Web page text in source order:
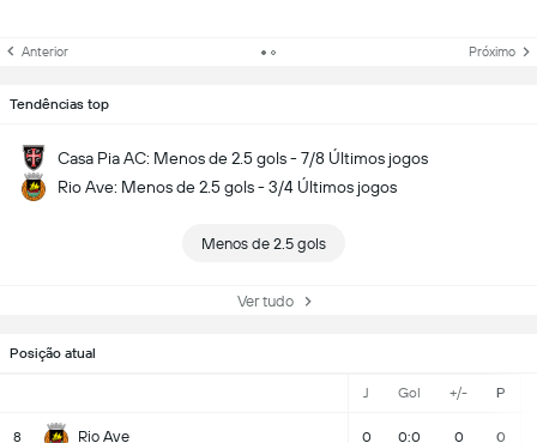
Anterior Próximo
Tendências top
Casa Pia AC: Menos de 2.5 gols - 7/8 Últimos jogos
Rio Ave: Menos de 2.5 gols - 3/4 Últimos jogos
Menos de 2.5 gols
Ver tudo
Posição atual
J Gol +/- P
8 Rio Ave 0 0:0 0 0